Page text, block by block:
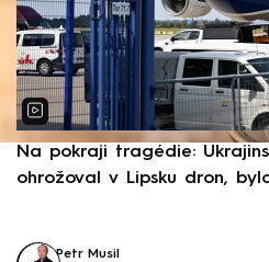
Na pokraji tragédie:
ohrožoval v Lipsku dron,
Petr Musil